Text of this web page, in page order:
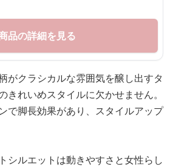
品の詳細を見る
がクラシカルな雰囲気を醸し出すタ
きれいめスタイルに欠かせません。
で脚長効果があり、スタイルアップ
シルエットは動きやすさと女性らし